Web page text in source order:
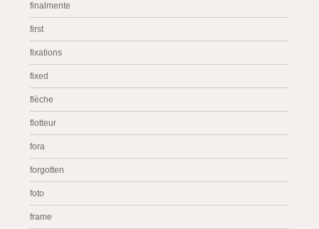
finalmente
first
fixations
fixed
flèche
flotteur
fora
forgotten
foto
frame